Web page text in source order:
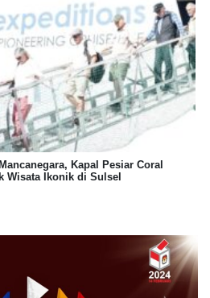
Kapal Pesiar Coral
Wisata Ikonik di Sulsel